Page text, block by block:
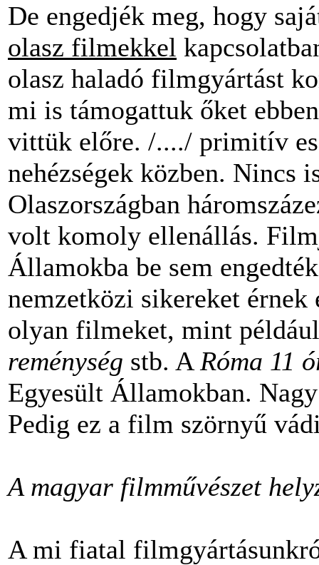
De engedjék meg, hogy
olasz filmekkel
olasz haladó filmgyártást
mi is támogattuk őket
vittük előre. /..../ primitív
nehézségek közben. Nincs
Olaszországban
volt komoly ellenállás.
Államokba be sem
nemzetközi sikereket
olyan filmeket, mint
reménység stb. A Róma 11
Egyesült Államokban.
Pedig ez a film szörnyű
A magyar filmművészet
A mi fiatal